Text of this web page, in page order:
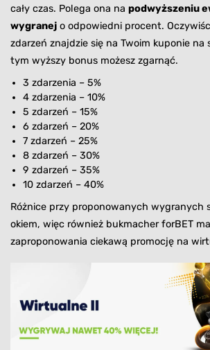
cały czas. Polega ona na podwyższeniu
wygranej o odpowiedni procent.
zdarzeń znajdzie się na Twoim kuponie
tym wyższy bonus możesz zgarnąć.
3 zdarzenia – 5%
4 zdarzenia – 10%
5 zdarzeń – 15%
6 zdarzeń – 20%
7 zdarzeń – 25%
8 zdarzeń – 30%
9 zdarzeń – 35%
10 zdarzeń – 40%
Różnice przy proponowanych wygranych
okiem, więc również bukmacher forBET
zaproponowania ciekawą promocję na